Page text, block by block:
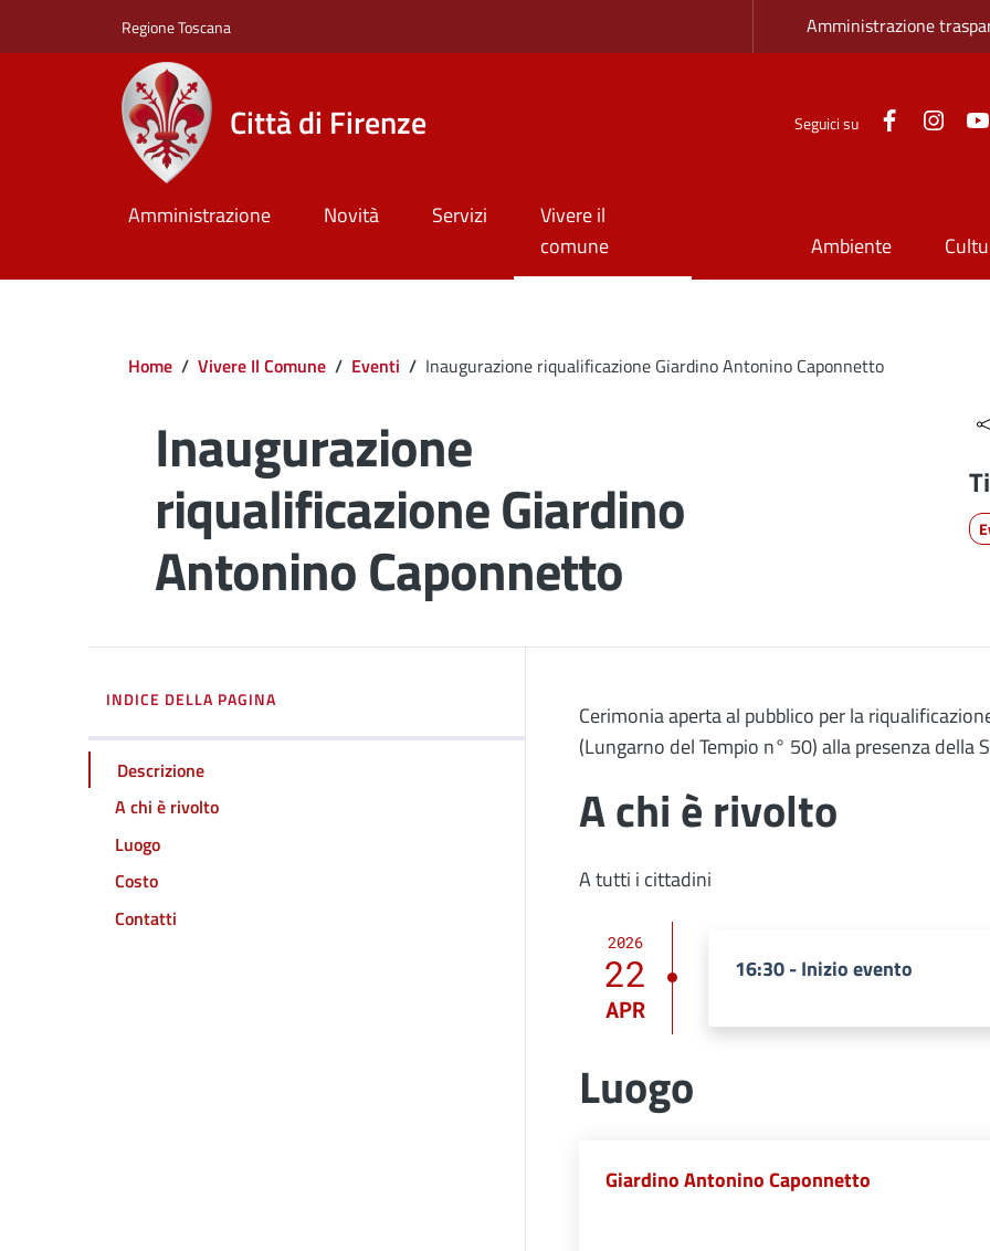
Regione Toscana Zona
Amministrazione
Città di Firenze Seguici su Facebook
Amministrazione Novità Servizi
Vivere il
comune
Ambiente
Briciole di pane
Home / Vivere Il Comune / Eventi / Inaugurazione riqualificazione Giardino Antonino Caponnetto
Inaugurazione
riqualificazione Giardino
Antonino Caponnetto
INDICE DELLA PAGINA
Descrizione
A chi è rivolto
Luogo
Costo
Contatti
Descrizione
Cerimonia aperta al pubblico per la
(Lungarno del Tempio n° 50) alla presenza della
A chi è rivolto
A tutti i cittadini
2026
22
APR
16:30 - Inizio evento
Luogo
Giardino Antonino Caponnetto